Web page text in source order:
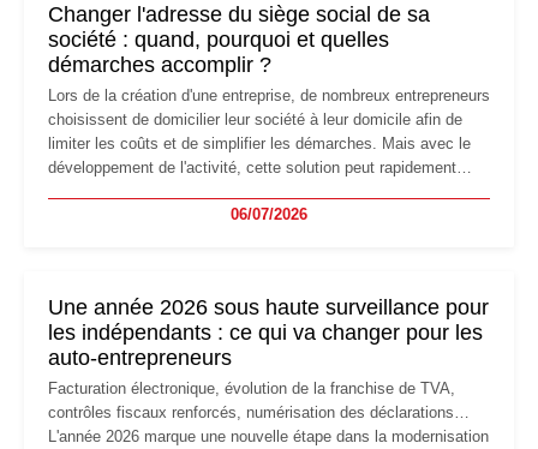
Changer l'adresse du siège social de sa
société : quand, pourquoi et quelles
démarches accomplir ?
Lors de la création d'une entreprise, de nombreux entrepreneurs
choisissent de domicilier leur société à leur domicile afin de
limiter les coûts et de simplifier les démarches. Mais avec le
développement de l'activité, cette solution peut rapidement
professionnels, recrutement, image de marque… Le
06/07/2026
Une année 2026 sous haute surveillance pour
les indépendants : ce qui va changer pour les
auto-entrepreneurs
Facturation électronique, évolution de la franchise de TVA,
contrôles fiscaux renforcés, numérisation des déclarations…
L'année 2026 marque une nouvelle étape dans la modernisation